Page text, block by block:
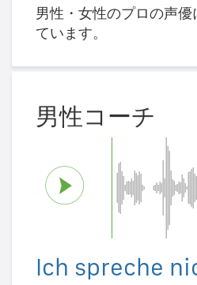
男性・女性のプロの声
ています。
男性コーチ
Ich spreche